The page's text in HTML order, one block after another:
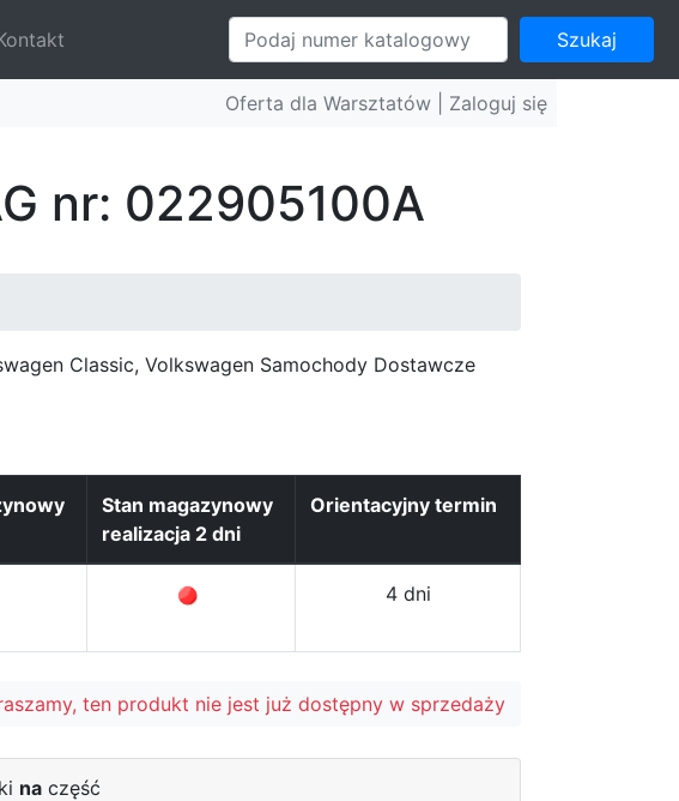
Szukaj
Oferta dla Warsztatów | Zaloguj się
nr: 022905100A
Classic, Volkswagen Samochody Dostawcze
Stan magazynowy
realizacja 2 dni
Orientacyjny termin
4 dni
ten produkt nie jest już dostępny w sprzedaży
na część